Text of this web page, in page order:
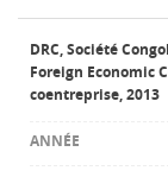
DRC, Société
Foreign Economic
coentreprise, 2013